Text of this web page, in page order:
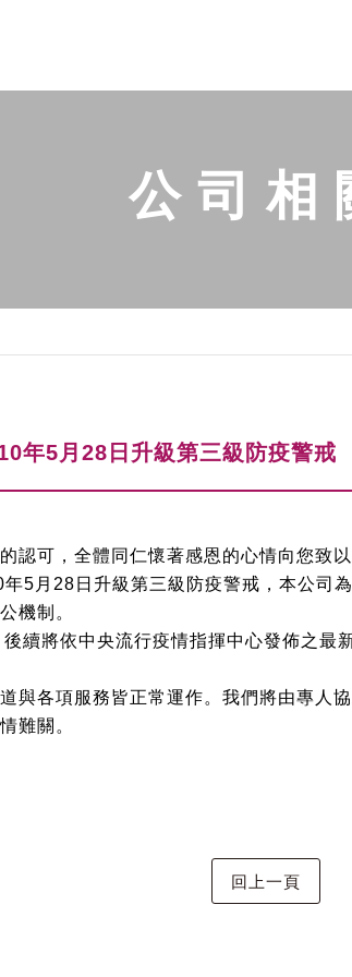
公司相
年5月28日升級第三級防疫警戒
認可，全體同仁懷著感恩的心情向您致
年5 月 28 日升級第三級防疫警戒，本公司
機制。
後續將依中央流行疫情指揮中心發佈之最
與各項服務皆正常運作。 我們將由專人
難關。